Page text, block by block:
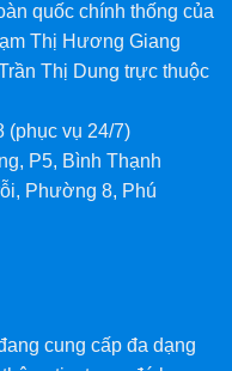
quốc chính thống của
Thị Hương Giang
Thị Dung trực thuộc
vụ 24/7)
P5, Bình Thạnh
Phường 8, Phú
cung cấp đa dạng